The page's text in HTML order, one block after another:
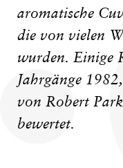
aromatische
die von vielen
wurden. Einige
Jahrgänge
von Robert
bewertet.